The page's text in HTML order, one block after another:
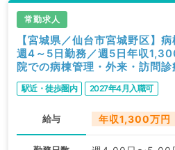
常勤求人
【宮城県／仙台市宮城野区】
週4～5日勤務／週5日年収
院での病棟管理・外来・訪問
科／常勤）
駅近・徒歩圏内 2027年4月入職可
給与 年収1,300万円